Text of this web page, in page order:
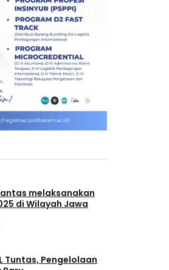
melaksanakan
di Wilayah Jawa
Tuntas, Pengelolaan